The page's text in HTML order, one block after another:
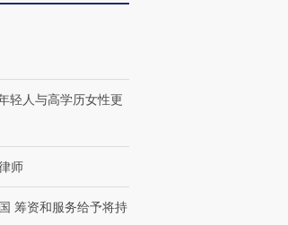
轻人与高学历女性更
师
筹资和服务给予将持